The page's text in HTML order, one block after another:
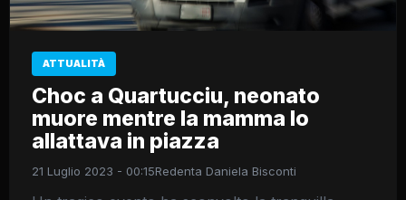
ATTUALITÀ
Choc a Quartucciu, neonato
muore mentre la mamma lo
allattava in piazza
21 Luglio 2023 - 00:15Redenta Daniela Bisconti